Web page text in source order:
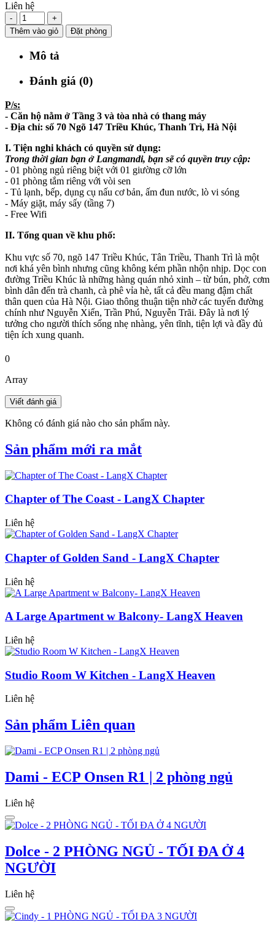
Liên hệ
-
+
Thêm vào giỏ
Đặt phòng
Mô tả
Đánh giá (0)
P/s:
- Căn hộ nằm ở Tầng 3 và tòa nhà có thang máy
- Địa chỉ: số 70 Ngõ 147 Triều Khúc, Thanh Trì, Hà Nội
I. Tiện nghi khách có quyền sử dụng:
Trong thời gian bạn ở Langmandi, bạn sẽ có quyền truy cập:
- 01 phòng ngủ riêng biệt với 01 giường cỡ lớn
- 01 phòng tắm riêng với vòi sen
- Tủ lạnh, bếp, dụng cụ nấu cơ bản, ấm đun nước, lò vi sóng
- Máy giặt, máy sấy (tầng 7)
- Free Wifi
II. Tổng quan về khu phố:
Khu vực số 70, ngõ 147 Triều Khúc, Tân Triều, Thanh Trì là một
nơi khá yên bình nhưng cũng không kém phần nhộn nhịp. Dọc con
đường Triều Khúc là những hàng quán nhỏ xinh – từ bún, phở, cơm
bình dân đến trà chanh, cà phê vỉa hè, tất cả đều mang đậm chất
thân quen của Hà Nội. Giao thông thuận tiện nhờ các tuyến đường
chính như Nguyễn Xiển, Trần Phú, Nguyễn Trãi. Đây là nơi lý
tưởng cho người thích sống nhẹ nhàng, yên tĩnh, tiện lợi và đầy đủ
tiện ích xung quanh.
0
Array
Không có đánh giá nào cho sản phẩm này.
Sản phẩm mới ra mắt
Chapter of The Coast - LangX Chapter
Liên hệ
Chapter of Golden Sand - LangX Chapter
Liên hệ
A Large Apartment w Balcony- LangX Heaven
Liên hệ
Studio Room W Kitchen - LangX Heaven
Liên hệ
Sản phẩm Liên quan
Dami - ECP Onsen R1 | 2 phòng ngủ
Liên hệ
Dolce - 2 PHÒNG NGỦ - TỐI ĐA Ở 4
NGƯỜI
Liên hệ